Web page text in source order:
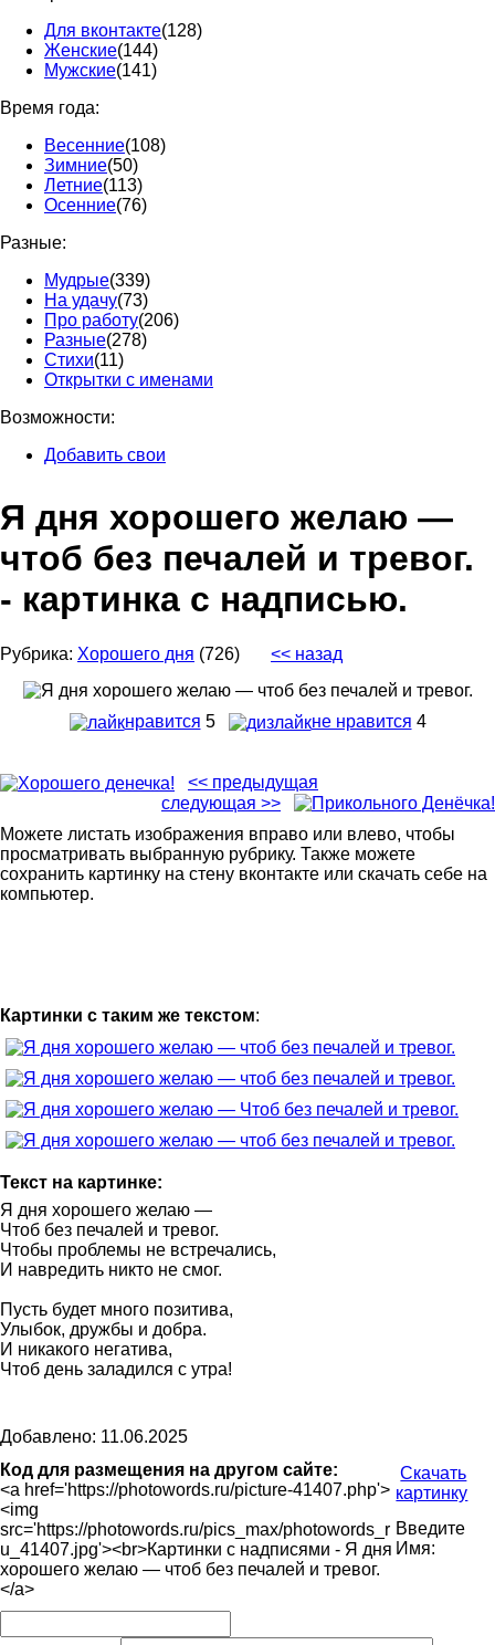
Для вконтакте(128)
Женские(144)
Мужские(141)
Время года:
Весенние(108)
Зимние(50)
Летние(113)
Осенние(76)
Разные:
Мудрые(339)
На удачу(73)
Про работу(206)
Разные(278)
Стихи(11)
Открытки с именами
Возможности:
Добавить свои
Я дня хорошего желаю —
чтоб без печалей и тревог.
- картинка с надписью.
Рубрика: Хорошего дня (726) << назад
нравится 5 не нравится 4
<< предыдущая
следующая >>
Можете листать изображения вправо или влево, чтобы
просматривать выбранную рубрику. Также можете
сохранить картинку на стену вконтакте или скачать себе на
компьютер.
Картинки с таким же текстом:
Текст на картинке:
Я дня хорошего желаю —
Чтоб без печалей и тревог.
Чтобы проблемы не встречались,
И навредить никто не смог.
Пусть будет много позитива,
Улыбок, дружбы и добра.
И никакого негатива,
Чтоб день заладился с утра!
Добавлено: 11.06.2025
Код для размещения на другом сайте:
<a href='https://photowords.ru/picture-41407.php'>
<img
src='https://photowords.ru/pics_max/photowords_r
u_41407.jpg'><br>Картинки с надписями - Я дня
хорошего желаю — чтоб без печалей и тревог.
</a>
Скачать
картинку
Введите
Имя: